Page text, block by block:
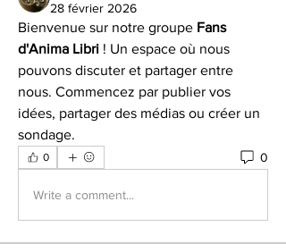
28 février 2026
Bienvenue sur notre groupe Fans
d'Anima Libri ! Un espace où nous
pouvons discuter et partager entre
nous. Commencez par publier vos
idées, partager des médias ou créer un
sondage.
0 0
Write a comment...